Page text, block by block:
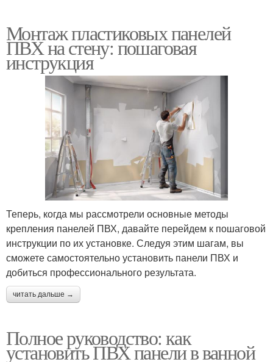
Монтаж пластиковых панелей
ПВХ на стену: пошаговая
инструкция
Теперь, когда мы рассмотрели основные методы
крепления панелей ПВХ, давайте перейдем к пошаговой
инструкции по их установке. Следуя этим шагам, вы
сможете самостоятельно установить панели ПВХ и
добиться профессионального результата.
читать дальше →
Полное руководство: как
установить ПВХ панели в ванной